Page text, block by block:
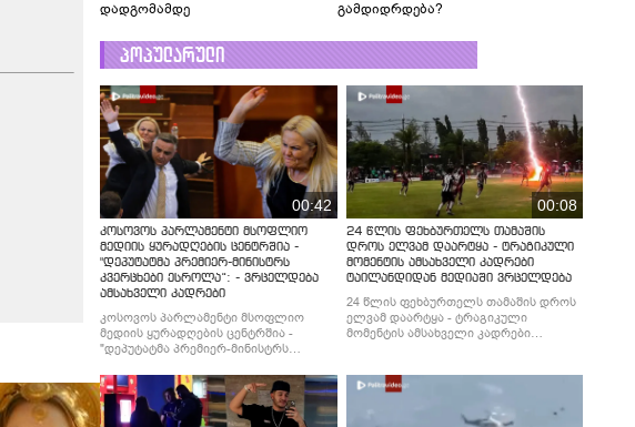
დადგომამდე
გამდიდრდება?
პოპულარული
00:42
კოსოვოს პარლამენტი მსოფლიო
მედიის ყურადღების ცენტრშია -
"დეპუტატმა პრემიერ-მინისტრს
კვერცხები ესროლა“: - ვრცელდება
ამსახველი კადრები
კოსოვოს პარლამენტი მსოფლიო
მედიის ყურადღების ცენტრშია -
"დეპუტატმა პრემიერ-მინისტრს
ამსახველი კადრები
00:08
24 წლის ფეხბურთელს თამაშის
დროს ელვამ დაარტყა - ტრაგიკული
მომენტის ამსახველი კადრები
ტაილანდიდან მედიაში ვრცელდება
24 წლის ფეხბურთელს თამაშის დროს
ელვამ დაარტყა - ტრაგიკული
მომენტის ამსახველი კადრები